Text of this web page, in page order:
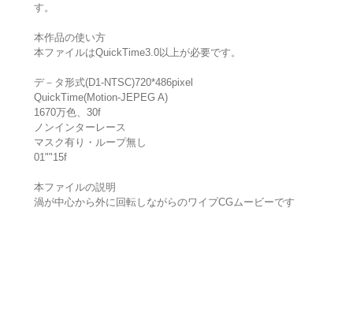
す。
本作品の使い方
本ファイルはQuickTime3.0以上が必要です。
デ－タ形式(D1-NTSC)720*486pixel
QuickTime(Motion-JEPEG A)
1670万色、30f
ノンインターレース
マスク有り・ループ無し
01""15f
本ファイルの説明
渦が中心から外に回転しながらのワイプCGムービーです